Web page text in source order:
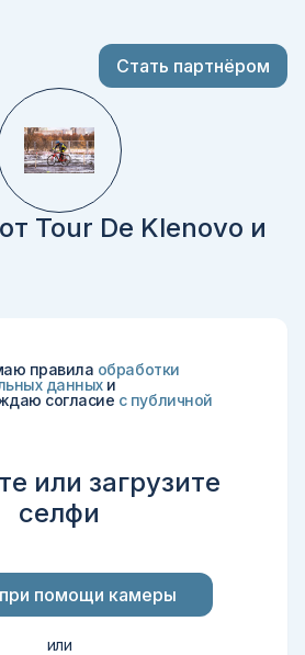
Стать партнёром
Tour De Klenovo и
правила обработки
данных и
согласие c публичной
или загрузите
селфи
помощи камеры
или